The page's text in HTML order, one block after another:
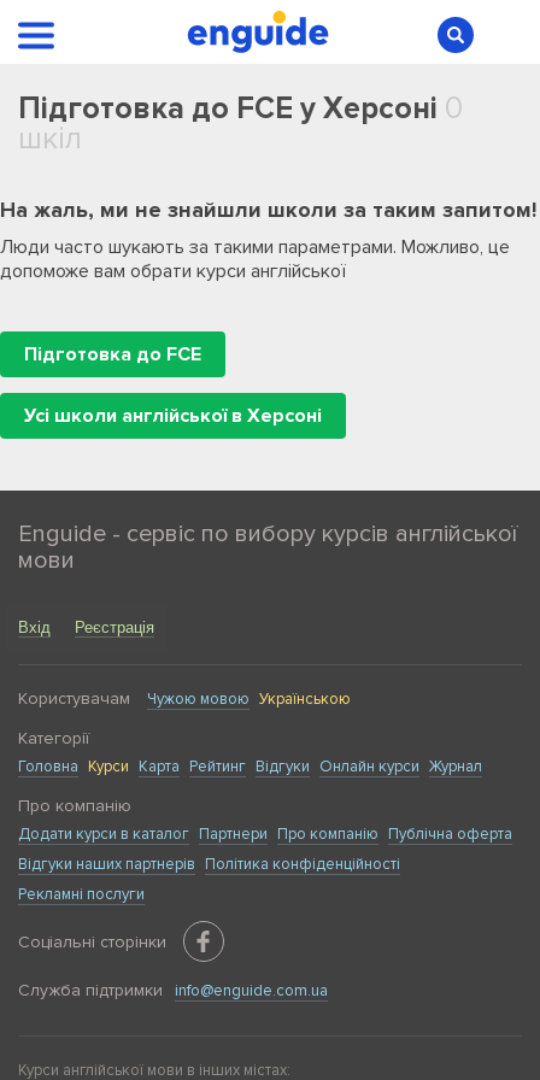
Підготовка до FCE у Херсоні 0
шкіл
На жаль, ми не знайшли школи за таким запитом!
Люди часто шукають за такими параметрами. Можливо, це
допоможе вам обрати курси англійської
Підготовка до FCE
Усі школи англійської в Херсоні
Enguide - сервіс по вибору курсів англійської
мови
Вхід Реєстрація
Користувачам Чужою мовою Українською
Категорії
Головна Курси Карта Рейтинг Відгуки Онлайн курси Журнал
Про компанію
Додати курси в каталог Партнери Про компанію
Публічна оферта
Відгуки наших партнерів
Політика конфіденційності
Рекламні послуги
Соціальні сторінки
Служба підтримки info@enguide.com.ua
Курси англійської мови в інших містах: